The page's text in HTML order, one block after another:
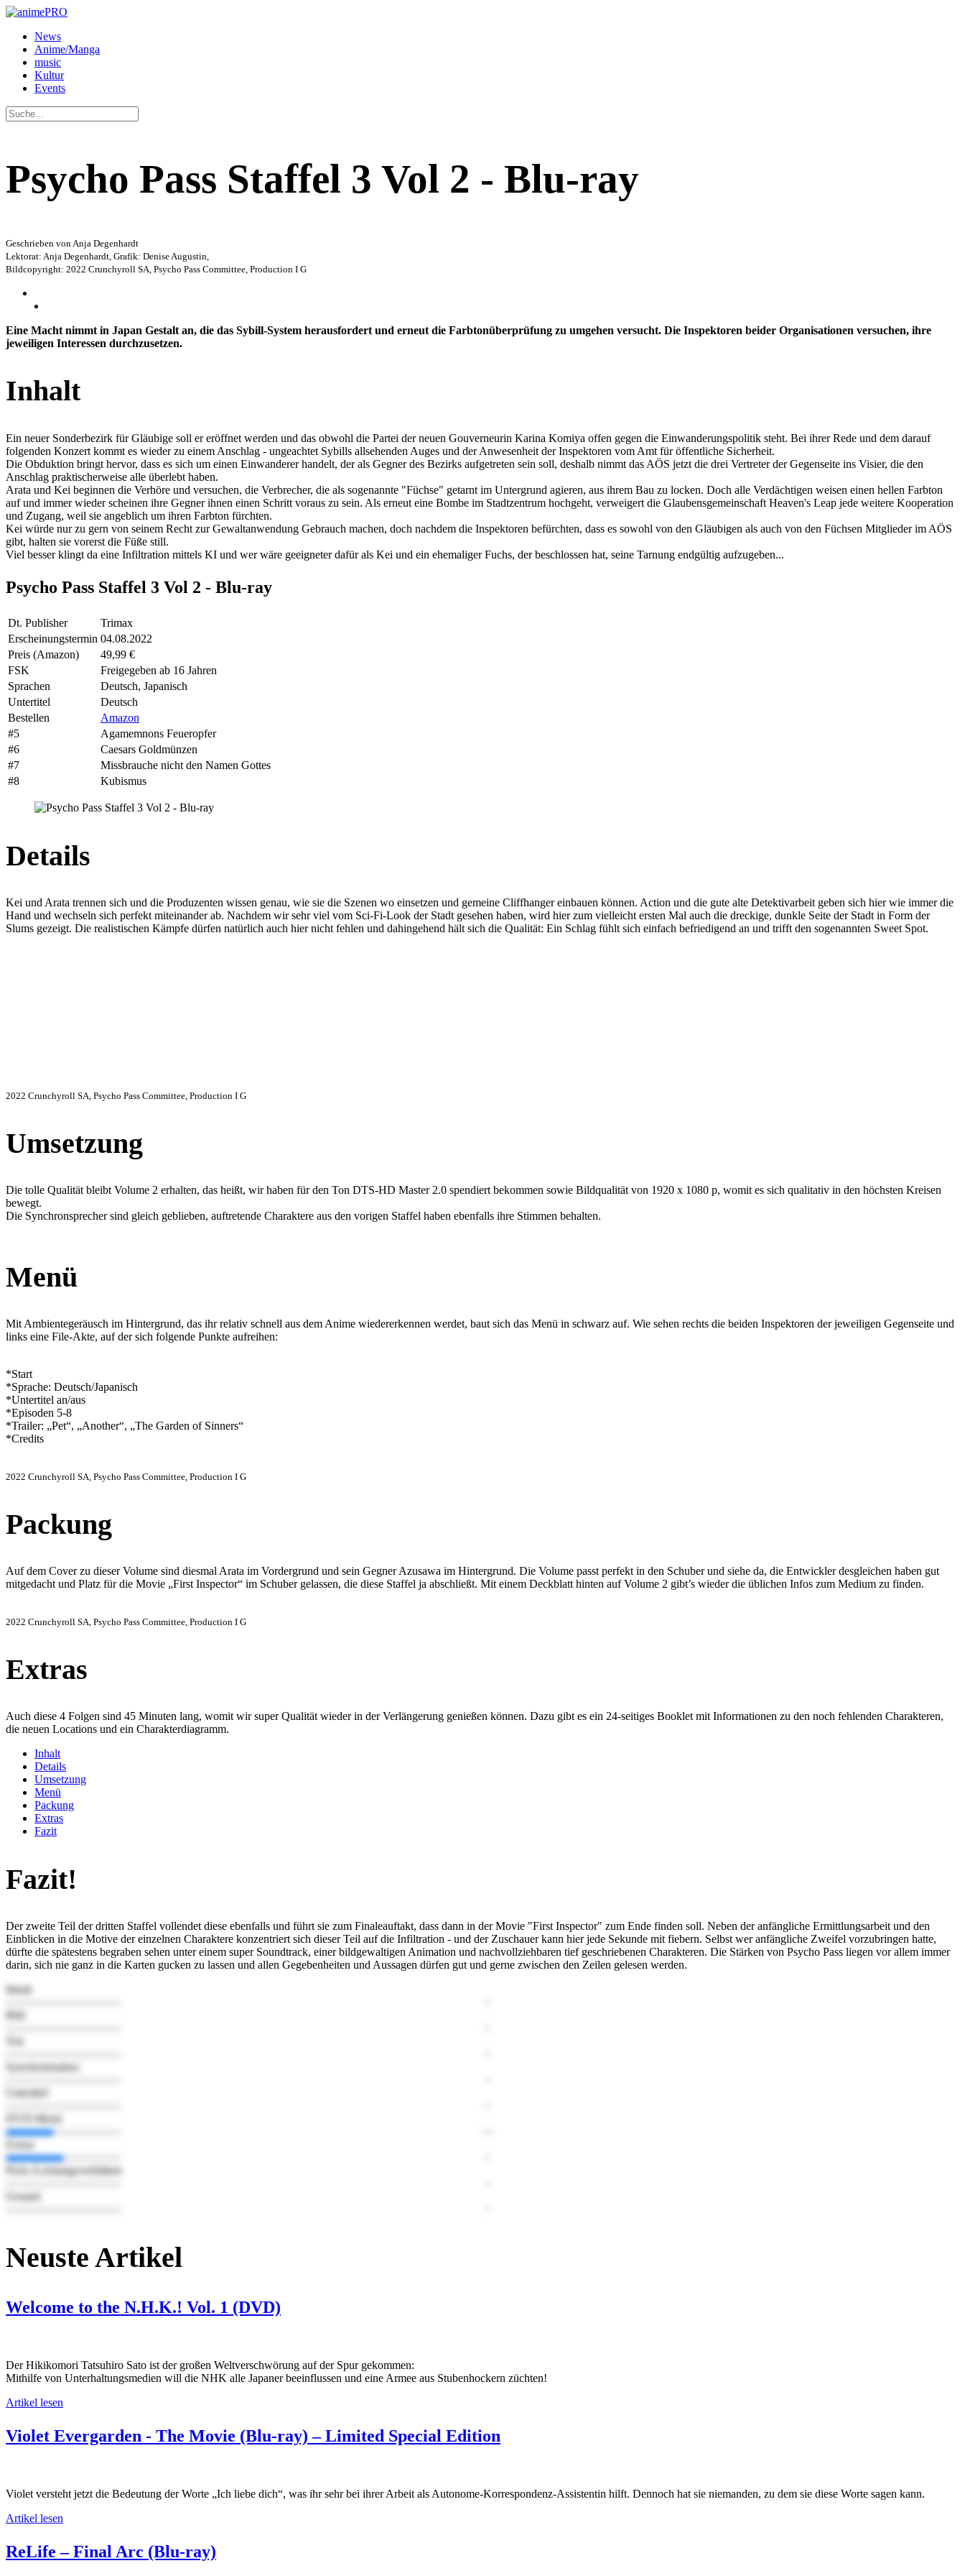
News
Anime/Manga
music
Kultur
Events
Psycho Pass Staffel 3 Vol 2 - Blu-ray
Geschrieben von Anja Degenhardt
Lektorat: Anja Degenhardt, Grafik: Denise Augustin,
Bildcopyright: 2022 Crunchyroll SA, Psycho Pass Committee, Production I G
Eine Macht nimmt in Japan Gestalt an, die das Sybill-System herausfordert und erneut die Farbtonüberprüfung zu umgehen versucht. Die Inspektoren beider Organisationen versuchen, ihre
jeweiligen Interessen durchzusetzen.
Inhalt
Ein neuer Sonderbezirk für Gläubige soll er eröffnet werden und das obwohl die Partei der neuen Gouverneurin Karina Komiya offen gegen die Einwanderungspolitik steht. Bei ihrer Rede und dem darauf
folgenden Konzert kommt es wieder zu einem Anschlag - ungeachtet Sybills allsehenden Auges und der Anwesenheit der Inspektoren vom Amt für öffentliche Sicherheit.
Die Obduktion bringt hervor, dass es sich um einen Einwanderer handelt, der als Gegner des Bezirks aufgetreten sein soll, deshalb nimmt das AÖS jetzt die drei Vertreter der Gegenseite ins Visier, die den
Anschlag praktischerweise alle überlebt haben.
Arata und Kei beginnen die Verhöre und versuchen, die Verbrecher, die als sogenannte "Füchse" getarnt im Untergrund agieren, aus ihrem Bau zu locken. Doch alle Verdächtigen weisen einen hellen Farbton
auf und immer wieder scheinen ihre Gegner ihnen einen Schritt voraus zu sein. Als erneut eine Bombe im Stadtzentrum hochgeht, verweigert die Glaubensgemeinschaft Heaven's Leap jede weitere Kooperation
und Zugang, weil sie angeblich um ihren Farbton fürchten.
Kei würde nur zu gern von seinem Recht zur Gewaltanwendung Gebrauch machen, doch nachdem die Inspektoren befürchten, dass es sowohl von den Gläubigen als auch von den Füchsen Mitglieder im AÖS
gibt, halten sie vorerst die Füße still.
Viel besser klingt da eine Infiltration mittels KI und wer wäre geeigneter dafür als Kei und ein ehemaliger Fuchs, der beschlossen hat, seine Tarnung endgültig aufzugeben...
Psycho Pass Staffel 3 Vol 2 - Blu-ray
Dt. Publisher
Trimax
Erscheinungstermin 04.08.2022
Preis (Amazon)
49,99 €
FSK
Freigegeben ab 16 Jahren
Sprachen
Deutsch, Japanisch
Untertitel
Deutsch
Bestellen
Amazon
#5
Agamemnons Feueropfer
#6
Caesars Goldmünzen
#7
Missbrauche nicht den Namen Gottes
#8
Kubismus
Details
Kei und Arata trennen sich und die Produzenten wissen genau, wie sie die Szenen wo einsetzen und gemeine Cliffhanger einbauen können. Action und die gute alte Detektivarbeit geben sich hier wie immer die
Hand und wechseln sich perfekt miteinander ab. Nachdem wir sehr viel vom Sci-Fi-Look der Stadt gesehen haben, wird hier zum vielleicht ersten Mal auch die dreckige, dunkle Seite der Stadt in Form der
Slums gezeigt. Die realistischen Kämpfe dürfen natürlich auch hier nicht fehlen und dahingehend hält sich die Qualität: Ein Schlag fühlt sich einfach befriedigend an und trifft den sogenannten Sweet Spot.
2022 Crunchyroll SA, Psycho Pass Committee, Production I G
Umsetzung
Die tolle Qualität bleibt Volume 2 erhalten, das heißt, wir haben für den Ton DTS-HD Master 2.0 spendiert bekommen sowie Bildqualität von 1920 x 1080 p, womit es sich qualitativ in den höchsten Kreisen
bewegt.
Die Synchronsprecher sind gleich geblieben, auftretende Charaktere aus den vorigen Staffel haben ebenfalls ihre Stimmen behalten.
Menü
Mit Ambientegeräusch im Hintergrund, das ihr relativ schnell aus dem Anime wiedererkennen werdet, baut sich das Menü in schwarz auf. Wie sehen rechts die beiden Inspektoren der jeweiligen Gegenseite und
links eine File-Akte, auf der sich folgende Punkte aufreihen:
*Start
*Sprache: Deutsch/Japanisch
*Untertitel an/aus
*Episoden 5-8
*Trailer: „Pet“, „Another“, „The Garden of Sinners“
*Credits
2022 Crunchyroll SA, Psycho Pass Committee, Production I G
Packung
Auf dem Cover zu dieser Volume sind diesmal Arata im Vordergrund und sein Gegner Azusawa im Hintergrund. Die Volume passt perfekt in den Schuber und siehe da, die Entwickler desgleichen haben gut
mitgedacht und Platz für die Movie „First Inspector“ im Schuber gelassen, die diese Staffel ja abschließt. Mit einem Deckblatt hinten auf Volume 2 gibt’s wieder die üblichen Infos zum Medium zu finden.
2022 Crunchyroll SA, Psycho Pass Committee, Production I G
Extras
Auch diese 4 Folgen sind 45 Minuten lang, womit wir super Qualität wieder in der Verlängerung genießen können. Dazu gibt es ein 24-seitiges Booklet mit Informationen zu den noch fehlenden Charakteren,
die neuen Locations und ein Charakterdiagramm.
Inhalt
Details
Umsetzung
Menü
Packung
Extras
Fazit
Fazit!
Der zweite Teil der dritten Staffel vollendet diese ebenfalls und führt sie zum Finaleauftakt, dass dann in der Movie "First Inspector" zum Ende finden soll. Neben der anfängliche Ermittlungsarbeit und den
Einblicken in die Motive der einzelnen Charaktere konzentriert sich dieser Teil auf die Infiltration - und der Zuschauer kann hier jede Sekunde mit fiebern. Selbst wer anfängliche Zweifel vorzubringen hatte,
dürfte die spätestens begraben sehen unter einem super Soundtrack, einer bildgewaltigen Animation und nachvollziehbaren tief geschriebenen Charakteren. Die Stärken von Psycho Pass liegen vor allem immer
darin, sich nie ganz in die Karten gucken zu lassen und allen Gegebenheiten und Aussagen dürfen gut und gerne zwischen den Zeilen gelesen werden.
Inhalt
Bild
Ton
Synchronisation
Untertitel
DVD-Menü
Extras
Preis-/Leistungsverhältnis
Gesamt
Neuste Artikel
Welcome to the N.H.K.! Vol. 1 (DVD)
Der Hikikomori Tatsuhiro Sato ist der großen Weltverschwörung auf der Spur gekommen:
Mithilfe von Unterhaltungsmedien will die NHK alle Japaner beeinflussen und eine Armee aus Stubenhockern züchten!
Artikel lesen
Violet Evergarden - The Movie (Blu-ray) – Limited Special Edition
Violet versteht jetzt die Bedeutung der Worte „Ich liebe dich“, was ihr sehr bei ihrer Arbeit als Autonome-Korrespondenz-Assistentin hilft. Dennoch hat sie niemanden, zu dem sie diese Worte sagen kann.
Artikel lesen
ReLife – Final Arc (Blu-ray)